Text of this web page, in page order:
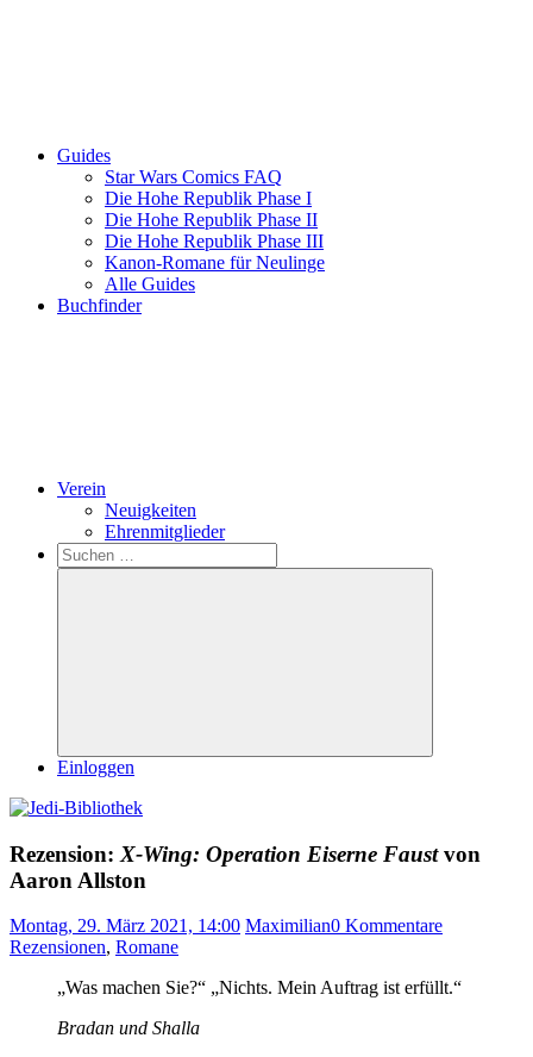
Guides
Star Wars Comics FAQ
Die Hohe Republik Phase I
Die Hohe Republik Phase II
Die Hohe Republik Phase III
Kanon-Romane für Neulinge
Alle Guides
Buchfinder
Verein
Neuigkeiten
Ehrenmitglieder
Search
Suchen
nach:
Suchen
Einloggen
Rezension: X-Wing: Operation Eiserne Faustvon
Aaron Allston
Montag, 29. März 2021, 14:00 Maximilian0 Kommentare
Rezensionen, Romane
„Was machen Sie?“ „Nichts. Mein Auftrag ist erfüllt.“
Bradan und Shalla